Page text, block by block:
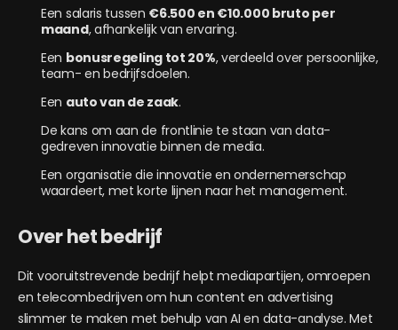
Een salaris tussen €6.500 en €10.000 bruto per
maand, afhankelijk van ervaring.
Een bonusregeling tot 20%, verdeeld over persoonlijke,
team- en bedrijfsdoelen.
Een auto van de zaak.
De kans om aan de frontlinie te staan van data-
gedreven innovatie binnen de media.
Een organisatie die innovatie en ondernemerschap
waardeert, met korte lijnen naar het management.
Over het bedrijf
Dit vooruitstrevende bedrijf helpt mediapartijen, omroepen
en telecombedrijven om hun content en advertising
slimmer te maken met behulp van AI en data-analyse. Met